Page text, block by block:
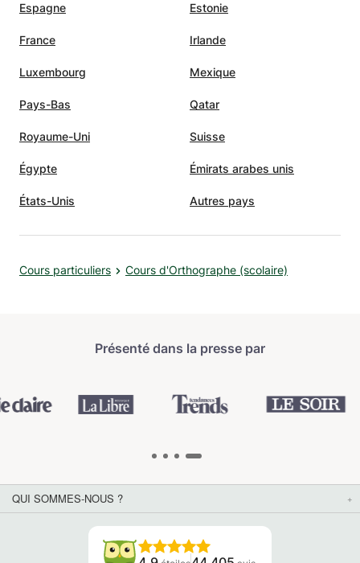
Espagne Estonie
France Irlande
Luxembourg Mexique
Pays-Bas Qatar
Royaume-Uni Suisse
Égypte Émirats arabes unis
États-Unis Autres pays
Cours particuliers Cours d'Orthographe (scolaire)
Présenté dans la presse par
QUI SOMMES-NOUS ?